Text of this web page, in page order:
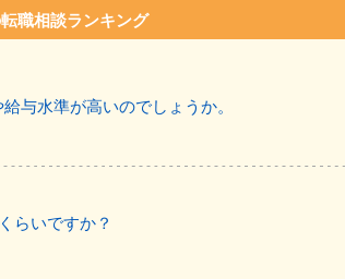
職相談ランキング
与水準が高いのでしょうか。
らいですか？